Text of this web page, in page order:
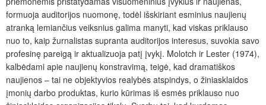
formuoja auditorijos nuomonę, todėl išskiriant esminius naujienų
atranką lemiančius veiksnius galima manyti, kad viskas priklauso
nuo to, kaip žurnalistas supranta auditorijos interesus, suvokia savo
profesinę pareigą ir aktualizuoja patį įvykį. Molotch ir Lester (1974),
kalbėdami apie naujienų konstravimą, teigė, kad dramatiškos
naujienos – tai ne objektyvios realybės atspindys, o žiniasklaidos
įmonių darbo produktas, kurio kūrimas iš esmės priklauso nuo